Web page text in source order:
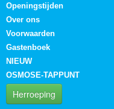
Openingstijden
Over ons
Voorwaarden
Gastenboek
NIEUW
OSMOSE-TAPPUNT
Herroeping